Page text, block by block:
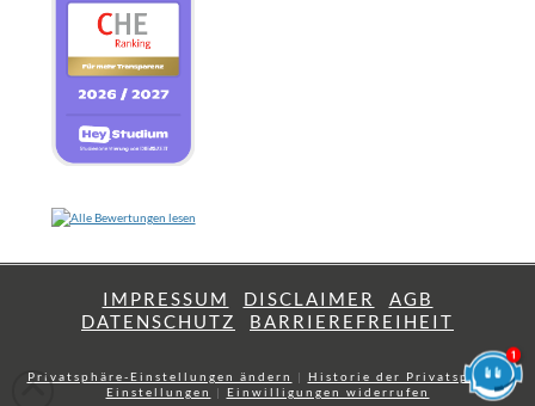
IMPRESSUM DISCLAIMER
AGB
DATENSCHUTZ
BARRIEREFREIHEIT
Privatsphäre-Einstellungen ändern | Historie der Privatsphäre-
Einstellungen
| Einwilligungen widerrufen